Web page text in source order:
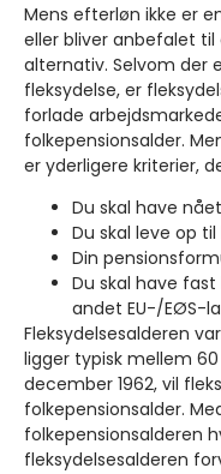
Mens efterløn ikke er
eller bliver anbefalet
alternativ. Selvom der
fleksydelse, er
forlade
folkepensionsalder.
er yderligere kriterier,
Du skal have
Du skal leve op
Din
Du skal have
andet EU-/EØS-
Fleksydelsesalderen
ligger typisk mellem
december 1962, vil
folkepensionsalder.
folkepensionsalderen
fleksydelsesalderen